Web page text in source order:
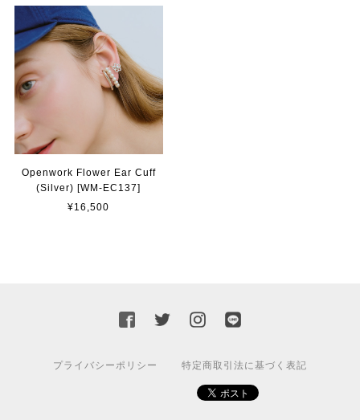
Openwork Flower Ear Cuff
(Silver) [WM-EC137]
¥16,500
プライバシーポリシー 特定商取引法に基づく表記